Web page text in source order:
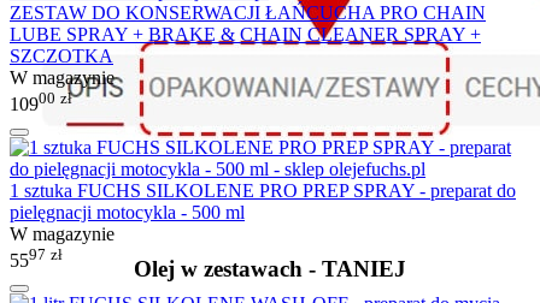
Olej w zestawach - TANIEJ
ZESTAW DO KONSERWACJI ŁAŃCUCHA PRO CHAIN
LUBE SPRAY + BRAKE & CHAIN CLEANER SPRAY +
SZCZOTKA
W magazynie
10900 zł
1 sztuka FUCHS SILKOLENE PRO PREP SPRAY - preparat do
pielęgnacji motocykla - 500 ml
W magazynie
5597 zł